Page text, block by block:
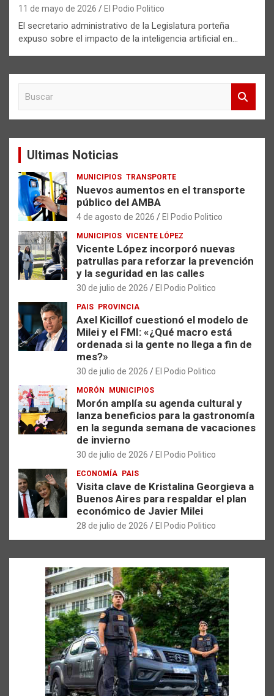
11 de mayo de 2026 El Podio Politico
El secretario administrativo de la Legislatura porteña
expuso sobre el impacto de la inteligencia artificial en…
a
Ultimas Noticias
MUNICIPIOS TRANSPORTE
Nuevos aumentos en el transporte
público del AMBA
4 de agosto de 2026 El Podio Politico
MUNICIPIOS VICENTE LÓPEZ
Vicente López incorporó nuevas
patrullas para reforzar la prevención
y la seguridad en las calles
30 de julio de 2026 El Podio Politico
PAIS PROVINCIA
Axel Kicillof cuestionó el modelo de
Milei y el FMI: «¿Qué macro está
ordenada si la gente no llega a fin de
mes?»
30 de julio de 2026 El Podio Politico
MORÓN MUNICIPIOS
Morón amplía su agenda cultural y
lanza beneficios para la gastronomía
en la segunda semana de vacaciones
de invierno
30 de julio de 2026 El Podio Politico
ECONOMÍA PAIS
Visita clave de Kristalina Georgieva a
Buenos Aires para respaldar el plan
económico de Javier Milei
28 de julio de 2026 El Podio Politico